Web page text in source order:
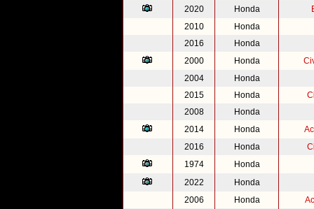
2020 Honda
2010 Honda
2016 Honda
2000 Honda
2004 Honda
2015 Honda
2008 Honda
2014 Honda
2016 Honda
1974 Honda
2022 Honda
2006 Honda